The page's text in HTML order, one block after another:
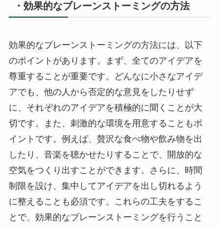
・効果的なブレーンストーミングの方法
効果的なブレーンストーミングの方法には、以下
のポイントがあります。まず、全てのアイデアを
尊重することが重要です。どんなに小さなアイデ
アでも、他の人から否定的な意見をしたりせず
に、それぞれのアイデアを積極的に聞くことが大
切です。また、刺激的な環境を用意することもポ
イントです。例えば、贅沢な食べ物や飲み物を出
したり、音楽を聴かせたりすることで、開放的な
空気をつくり出すことができます。さらに、時間
制限を設け、集中してアイデアを出し切れるよう
に整えることも必須です。これらの工夫をするこ
とで、効果的なブレーンストーミングを行うこと